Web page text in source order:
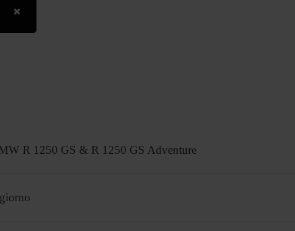
R 1250 GS & R 1250 GS Adventure